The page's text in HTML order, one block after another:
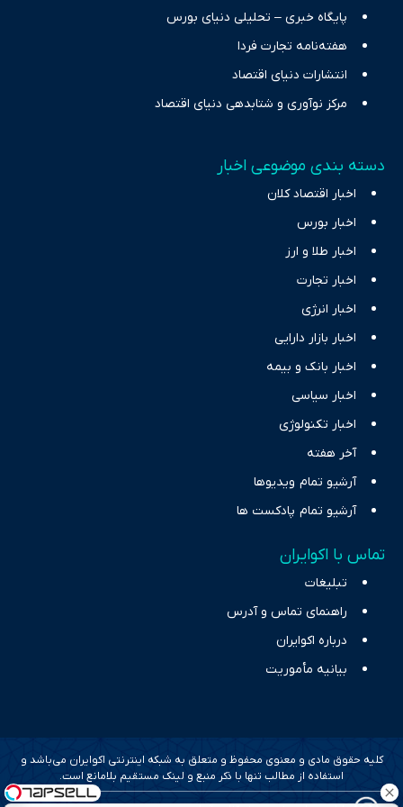
پایگاه خبری – تحلیلی دنیای بورس
هفته‌نامه تجارت فردا
انتشارات دنیای اقتصاد
مرکز نوآوری و شتابدهی دنیای اقتصاد
دسته بندی موضوعی اخبار
اخبار اقتصاد کلان
اخبار بورس
اخبار طلا و ارز
اخبار تجارت
اخبار انرژی
اخبار بازار دارایی
اخبار بانک و بیمه
اخبار سیاسی
اخبار تکنولوژی
آخر هفته
آرشیو تمام ویدیوها
آرشیو تمام پادکست ها
تماس با اکوایران
تبلیغات
راهنمای تماس و آدرس
درباره اکوایران
بیانیه مأموریت
کلیه حقوق مادی و معنوی محفوظ و متعلق به شبکه اینترنتی اکوایران می‌باشد و
استفاده از مطالب تنها با ذکر منبع و لینک مستقیم بلامانع است.